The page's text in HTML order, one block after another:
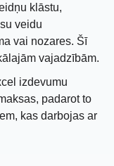
klāstu,
veidu
vai nozares. Šī
vajadzībām.
izdevumu
padarot to
kas darbojas ar